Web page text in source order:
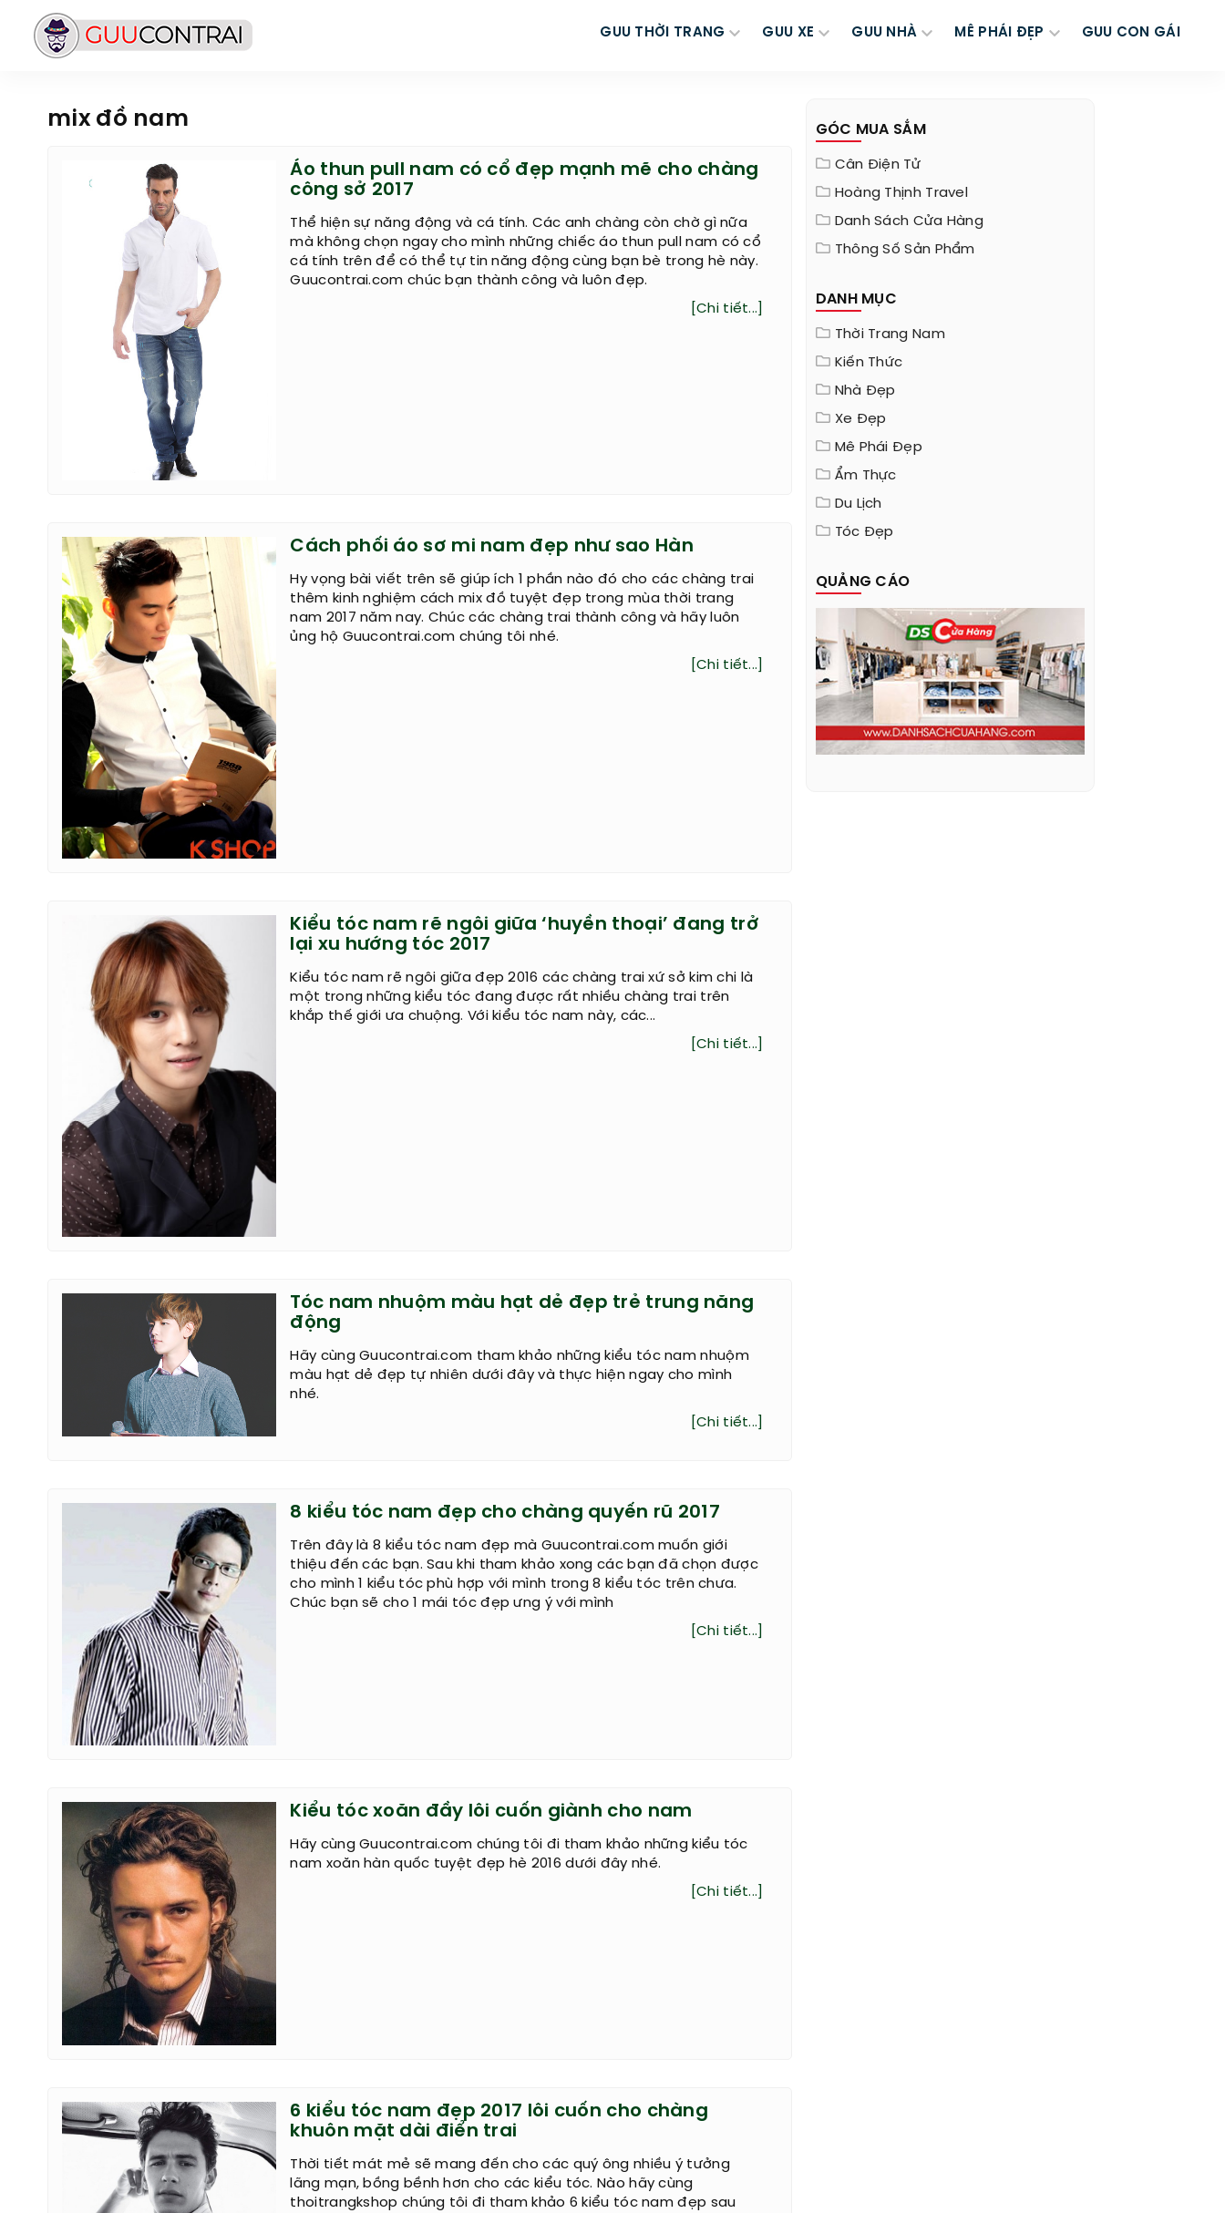
GUU THỜI TRANG GUU XE GUU NHÀ MÊ PHÁI ĐẸP GUU CON GÁI
mix đồ nam
Áo thun pull nam có cổ đẹp mạnh mẽ cho chàng
công sở 2017
Thể hiện sự năng động và cá tính. Các anh chàng còn chờ gì nữa
mà không chọn ngay cho mình những chiếc áo thun pull nam có cổ
cá tính trên để có thể tự tin năng động cùng bạn bè trong hè này.
Guucontrai.com chúc bạn thành công và luôn đẹp.
[Chi tiết...]
Cách phối áo sơ mi nam đẹp như sao Hàn
Hy vọng bài viết trên sẽ giúp ích 1 phần nào đó cho các chàng trai
thêm kinh nghiệm cách mix đồ tuyệt đẹp trong mùa thời trang
nam 2017 năm nay. Chúc các chàng trai thành công và hãy luôn
ủng hộ Guucontrai.com chúng tôi nhé.
[Chi tiết...]
Kiểu tóc nam rẽ ngôi giữa ‘huyền thoại’ đang trở
lại xu hướng tóc 2017
Kiểu tóc nam rẽ ngôi giữa đẹp 2016 các chàng trai xứ sở kim chi là
một trong những kiểu tóc đang được rất nhiều chàng trai trên
khắp thế giới ưa chuộng. Với kiểu tóc nam này, các...
[Chi tiết...]
Tóc nam nhuộm màu hạt dẻ đẹp trẻ trung năng
động
Hãy cùng Guucontrai.com tham khảo những kiểu tóc nam nhuộm
màu hạt dẻ đẹp tự nhiên dưới đây và thực hiện ngay cho mình
nhé.
[Chi tiết...]
8 kiểu tóc nam đẹp cho chàng quyến rũ 2017
Trên đây là 8 kiểu tóc nam đẹp mà Guucontrai.com muốn giới
thiệu đến các bạn. Sau khi tham khảo xong các bạn đã chọn được
cho mình 1 kiểu tóc phù hợp với mình trong 8 kiểu tóc trên chưa.
Chúc bạn sẽ cho 1 mái tóc đẹp ưng ý với mình
[Chi tiết...]
Kiểu tóc xoăn đầy lôi cuốn giành cho nam
Hãy cùng Guucontrai.com chúng tôi đi tham khảo những kiểu tóc
nam xoăn hàn quốc tuyệt đẹp hè 2016 dưới đây nhé.
[Chi tiết...]
6 kiểu tóc nam đẹp 2017 lôi cuốn cho chàng
khuôn mặt dài điển trai
Thời tiết mát mẻ sẽ mang đến cho các quý ông nhiều ý tưởng
lãng mạn, bồng bềnh hơn cho các kiểu tóc. Nào hãy cùng
thoitrangkshop chúng tôi đi tham khảo 6 kiểu tóc nam đẹp sau
GÓC MUA SẮM
Cân Điện Tử
Hoàng Thịnh Travel
Danh Sách Cửa Hàng
Thông Số Sản Phẩm
DANH MỤC
Thời Trang Nam
Kiến Thức
Nhà Đẹp
Xe Đẹp
Mê Phái Đẹp
Ẩm Thực
Du Lịch
Tóc Đẹp
QUẢNG CÁO